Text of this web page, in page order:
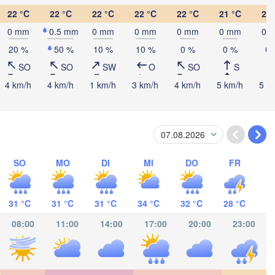
22 °C
0 mm
20 %
SO
4 km/h
22 °C
0.5 mm
50 %
SO
4 km/h
22 °C
0 mm
10 %
SW
1 km/h
22 °C
0 mm
10 %
O
3 km/h
22 °C
0 mm
0 %
SO
4 km/h
21 °C
0 mm
0 %
S
5 km/h
23
0
0
5
SO
31 °C
MO
31 °C
DI
31 °C
MI
34 °C
DO
32 °C
FR
28 °C
08:00 11:00 14:00 17:00 20:00 23:00
Ciudad de
Tapachula
Campeche
GUATEMALA
Tegucigalpa
Mérida Cancún
San Pedro Sula
San Salvador
Catacamas
HONDURAS
BELIZE